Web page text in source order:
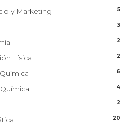
y Marketing 5
3
2
Física 2
6
4
2
20